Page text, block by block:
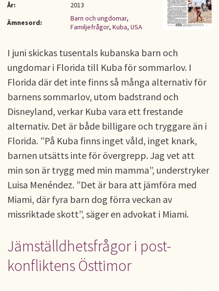
År:
2013
Ämnesord:
Barn och ungdomar,
Familjefrågor, Kuba, USA
I juni skickas tusentals kubanska barn och
ungdomar i Florida till Kuba för sommarlov. I
Florida där det inte finns så många alternativ för
barnens sommarlov, utom badstrand och
Disneyland, verkar Kuba vara ett frestande
alternativ. Det är både billigare och tryggare än i
Florida. ”På Kuba finns inget våld, inget knark,
barnen utsätts inte för övergrepp. Jag vet att
min son är trygg med min mamma”, understryker
Luisa Menéndez. ”Det är bara att jämföra med
Miami, där fyra barn dog förra veckan av
missriktade skott”, säger en advokat i Miami.
Jämställdhetsfrågor i post-
konfliktens Östtimor